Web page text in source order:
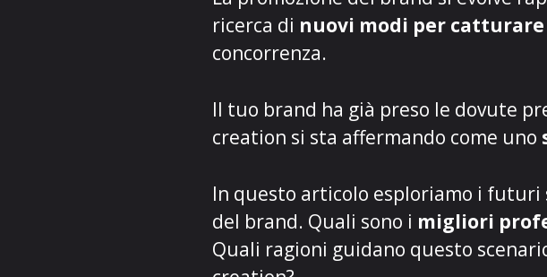
ricerca di nuovi modi per
concorrenza.
Il tuo brand ha già preso le dovute
creation si sta affermando come uno
In questo articolo esploriamo i futuri
del brand. Quali sono i migliori
Quali ragioni guidano questo